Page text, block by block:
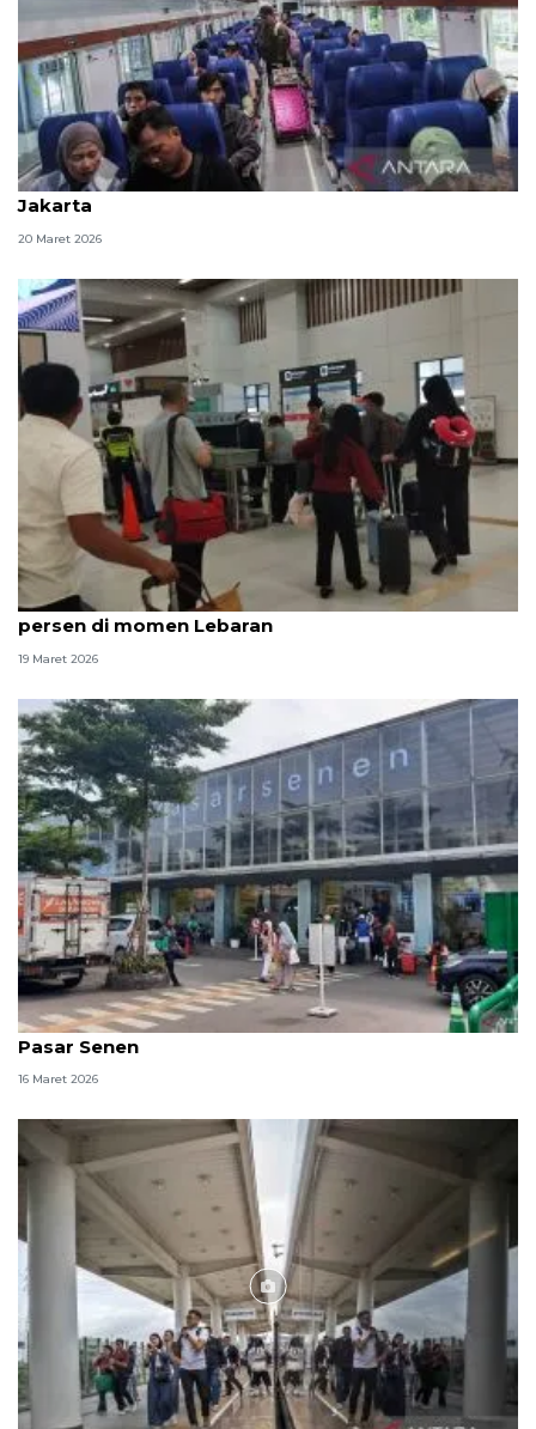
H-1 Lebaran, 50.636 penumpang kereta tinggalkan
Jakarta
20 Maret 2026
KCIC: Volume harian penumpang Whoosh naik 25
persen di momen Lebaran
19 Maret 2026
23 ribu penumpang kereta berangkat dari Stasiun
Pasar Senen
16 Maret 2026